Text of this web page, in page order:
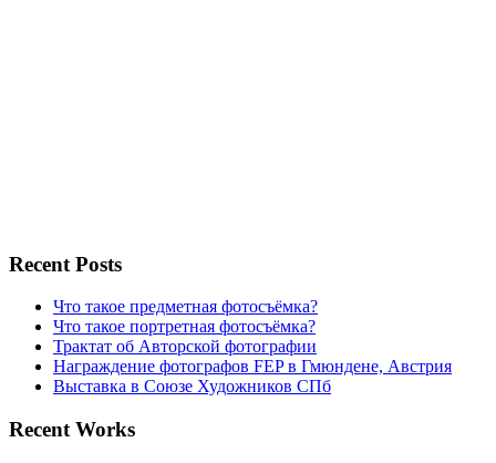
Recent Posts
Что такое предметная фотосъёмка?
Что такое портретная фотосъёмка?
Трактат об Авторской фотографии
Награждение фотографов FEP в Гмюндене, Австрия
Выставка в Союзе Художников СПб
Recent Works